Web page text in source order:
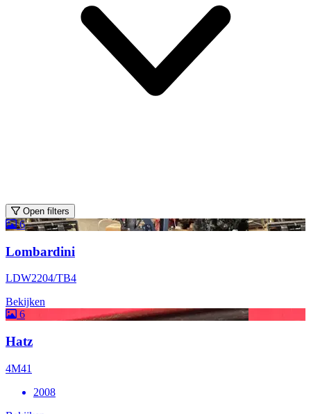
Open filters
6
Lombardini
LDW2204/TB4
Bekijken
6
Hatz
4M41
2008